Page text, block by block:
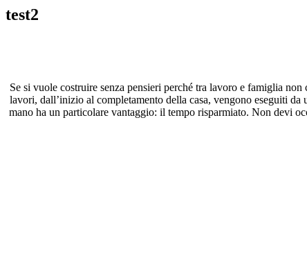
test2
Se si vuole costruire senza pensieri perché tra lavoro e famiglia
lavori, dall’inizio al completamento della casa, vengono eseguiti
mano ha un particolare vantaggio: il tempo risparmiato. Non devi